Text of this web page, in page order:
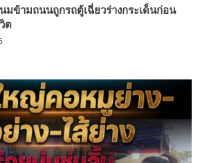
ข้ามถนนถูกรถตู้เฉี่ยวร่างกระเด็นก่อน
ต